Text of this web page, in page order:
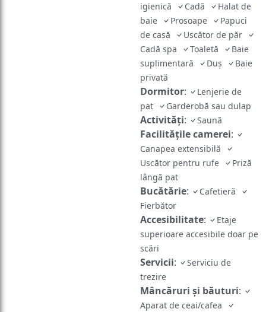
igienică
Cadă
Halat de
baie
Prosoape
Papuci
de casă
Uscător de păr
Cadă spa
Toaletă
Baie
suplimentară
Duș
Baie
privată
Dormitor:
Lenjerie de
pat
Garderobă sau dulap
Activităţi: Saună
Facilităţile camerei:
Canapea extensibilă
Uscător pentru rufe
Priză
lângă pat
Bucătărie:
Cafetieră
Fierbător
Accesibilitate:
Etaje
superioare accesibile doar pe
scări
Servicii:
Serviciu de
trezire
Mâncăruri și băuturi:
Aparat de ceai/cafea